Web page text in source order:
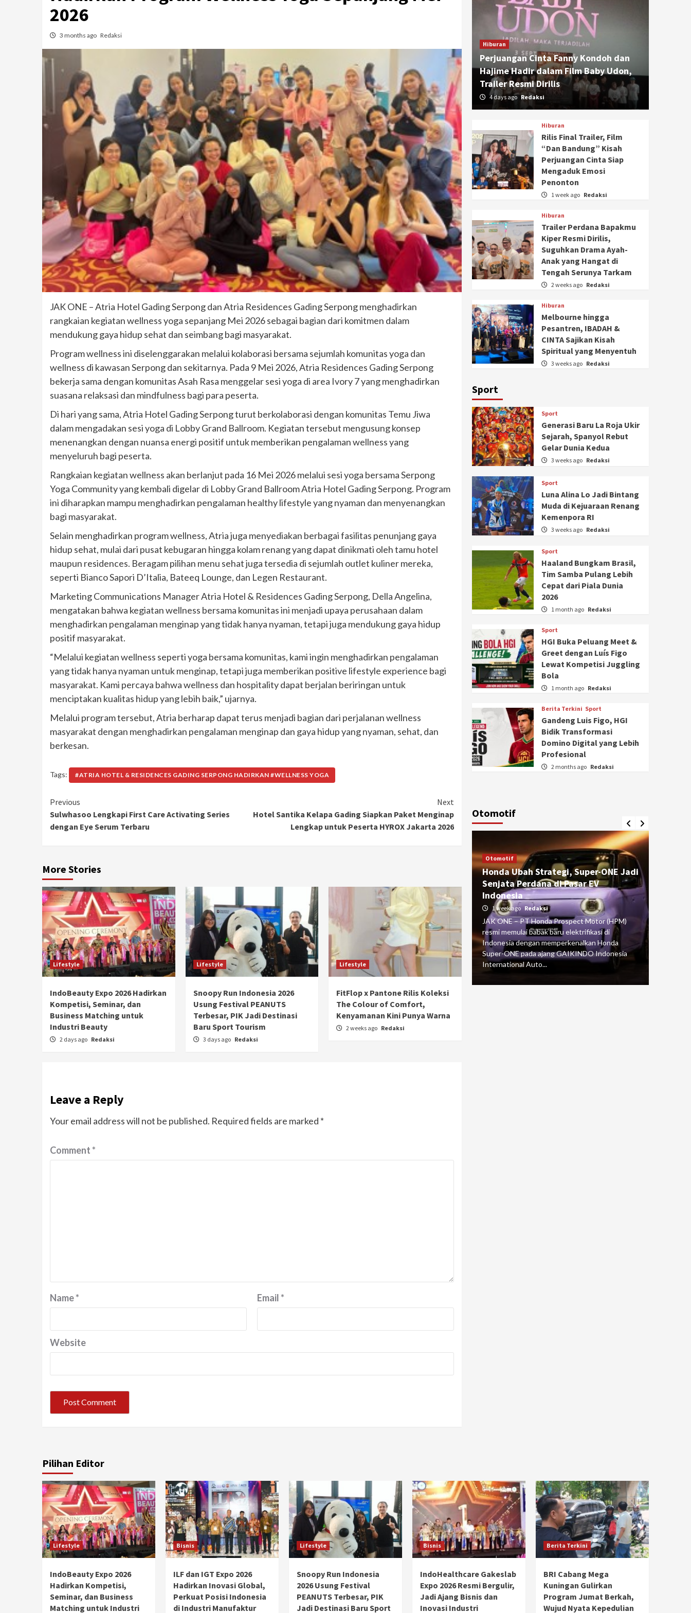
2026
3 months ago Redaksi
JAK ONE – Atria Hotel Gading Serpong dan Atria Residences Gading Serpong menghadirkan
rangkaian kegiatan wellness yoga sepanjang Mei 2026 sebagai bagian dari komitmen dalam
mendukung gaya hidup sehat dan seimbang bagi masyarakat.
Program wellness ini diselenggarakan melalui kolaborasi bersama sejumlah komunitas yoga dan
wellness di kawasan Serpong dan sekitarnya. Pada 9 Mei 2026, Atria Residences Gading Serpong
bekerja sama dengan komunitas Asah Rasa menggelar sesi yoga di area Ivory 7 yang menghadirkan
suasana relaksasi dan mindfulness bagi para peserta.
Di hari yang sama, Atria Hotel Gading Serpong turut berkolaborasi dengan komunitas Temu Jiwa
dalam mengadakan sesi yoga di Lobby Grand Ballroom. Kegiatan tersebut mengusung konsep
menenangkan dengan nuansa energi positif untuk memberikan pengalaman wellness yang
menyeluruh bagi peserta.
Rangkaian kegiatan wellness akan berlanjut pada 16 Mei 2026 melalui sesi yoga bersama Serpong
Yoga Community yang kembali digelar di Lobby Grand Ballroom Atria Hotel Gading Serpong. Program
ini diharapkan mampu menghadirkan pengalaman healthy lifestyle yang nyaman dan menyenangkan
bagi masyarakat.
Selain menghadirkan program wellness, Atria juga menyediakan berbagai fasilitas penunjang gaya
hidup sehat, mulai dari pusat kebugaran hingga kolam renang yang dapat dinikmati oleh tamu hotel
maupun residences. Beragam pilihan menu sehat juga tersedia di sejumlah outlet kuliner mereka,
seperti Bianco Sapori D’Italia, Bateeq Lounge, dan Legen Restaurant.
Marketing Communications Manager Atria Hotel & Residences Gading Serpong, Della Angelina,
mengatakan bahwa kegiatan wellness bersama komunitas ini menjadi upaya perusahaan dalam
menghadirkan pengalaman menginap yang tidak hanya nyaman, tetapi juga mendukung gaya hidup
positif masyarakat.
“Melalui kegiatan wellness seperti yoga bersama komunitas, kami ingin menghadirkan pengalaman
yang tidak hanya nyaman untuk menginap, tetapi juga memberikan positive lifestyle experience bagi
masyarakat. Kami percaya bahwa wellness dan hospitality dapat berjalan beriringan untuk
menciptakan kualitas hidup yang lebih baik,” ujarnya.
Melalui program tersebut, Atria berharap dapat terus menjadi bagian dari perjalanan wellness
masyarakat dengan menghadirkan pengalaman menginap dan gaya hidup yang nyaman, sehat, dan
berkesan.
Tags: #ATRIA HOTEL & RESIDENCES GADING SERPONG HADIRKAN #WELLNESS YOGA
Continue
Reading
Previous
Sulwhasoo Lengkapi First Care Activating Series
dengan Eye Serum Terbaru
Next
Hotel Santika Kelapa Gading Siapkan Paket Menginap
Lengkap untuk Peserta HYROX Jakarta 2026
More Stories
Lifestyle
IndoBeauty Expo 2026 Hadirkan
Kompetisi, Seminar, dan
Business Matching untuk
Industri Beauty
2 days ago Redaksi
Lifestyle
Snoopy Run Indonesia 2026
Usung Festival PEANUTS
Terbesar, PIK Jadi Destinasi
Baru Sport Tourism
3 days ago Redaksi
Lifestyle
FitFlop x Pantone Rilis Koleksi
The Colour of Comfort,
Kenyamanan Kini Punya Warna
2 weeks ago Redaksi
Leave a Reply
Your email address will not be published. Required fields are marked *
Comment*
Name* Email*
Website
Hiburan
Perjuangan Cinta Fanny Kondoh dan
Hajime Hadir dalam Film Baby Udon,
Trailer Resmi Dirilis
4 days ago Redaksi
Hiburan
Rilis Final Trailer, Film
“Dan Bandung” Kisah
Perjuangan Cinta Siap
Mengaduk Emosi
Penonton
1 week ago Redaksi
Hiburan
Trailer Perdana Bapakmu
Kiper Resmi Dirilis,
Suguhkan Drama Ayah-
Anak yang Hangat di
Tengah Serunya Tarkam
2 weeks ago Redaksi
Hiburan
Melbourne hingga
Pesantren, IBADAH &
CINTA Sajikan Kisah
Spiritual yang Menyentuh
3 weeks ago Redaksi
Sport
Sport
Generasi Baru La Roja Ukir
Sejarah, Spanyol Rebut
Gelar Dunia Kedua
3 weeks ago Redaksi
Sport
Luna Alina Lo Jadi Bintang
Muda di Kejuaraan Renang
Kemenpora RI
3 weeks ago Redaksi
Sport
Haaland Bungkam Brasil,
Tim Samba Pulang Lebih
Cepat dari Piala Dunia
2026
1 month ago Redaksi
Sport
HGI Buka Peluang Meet &
Greet dengan Luís Figo
Lewat Kompetisi Juggling
Bola
1 month ago Redaksi
Berita Terkini Sport
Gandeng Luis Figo, HGI
Bidik Transformasi
Domino Digital yang Lebih
Profesional
2 months ago Redaksi
Otomotif
Mugello, Usung 10 Desain Bersejarah
Redaksi
JAK ONE – Perayaan satu abad perjalanan
Ducati semakin istimewa dengan peluncuran
Collezione 100, sebuah koleksi motor edisi
terbatas yang mengangkat kembali sejumlah
livery paling...
Otomotif
Honda Ubah Strategi, Super-ONE Jadi
Senjata Perdana di Pasar EV
Indonesia
1 week ago Redaksi
JAK ONE – PT Honda Prospect Motor (HPM)
resmi memulai babak baru elektrifikasi di
Indonesia dengan memperkenalkan Honda
Super-ONE pada ajang GAIKINDO Indonesia
International Auto...
Pilihan Editor
Lifestyle
IndoBeauty Expo 2026
Hadirkan Kompetisi,
Seminar, dan Business
Matching untuk Industri
Bisnis
ILF dan IGT Expo 2026
Hadirkan Inovasi Global,
Perkuat Posisi Indonesia
di Industri Manufaktur
Lifestyle
Snoopy Run Indonesia
2026 Usung Festival
PEANUTS Terbesar, PIK
Jadi Destinasi Baru Sport
Bisnis
IndoHealthcare Gakeslab
Expo 2026 Resmi Bergulir,
Jadi Ajang Bisnis dan
Inovasi Industri
Berita Terkini
BRI Cabang Mega
Kuningan Gulirkan
Program Jumat Berkah,
Wujud Nyata Kepedulian